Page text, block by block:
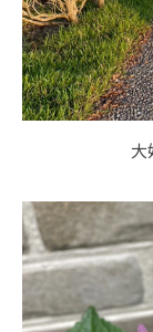
大